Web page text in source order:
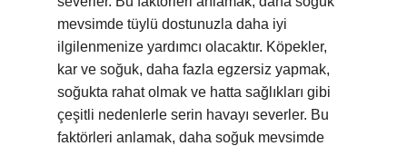
mevsimde tüylü dostunuzla daha iyi
ilgilenmenize yardımcı olacaktır. Köpekler,
kar ve soğuk, daha fazla egzersiz yapmak,
soğukta rahat olmak ve hatta sağlıkları gibi
çeşitli nedenlerle serin havayı severler. Bu
faktörleri anlamak, daha soğuk mevsimde